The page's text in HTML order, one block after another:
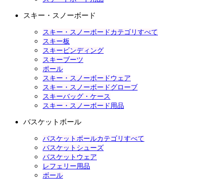
スキー・スノーボード
スキー・スノーボードカテゴリすべて
スキー板
スキービンディング
スキーブーツ
ポール
スキー・スノーボードウェア
スキー・スノーボードグローブ
スキーバッグ・ケース
スキー・スノーボード用品
バスケットボール
バスケットボールカテゴリすべて
バスケットシューズ
バスケットウェア
レフェリー用品
ボール